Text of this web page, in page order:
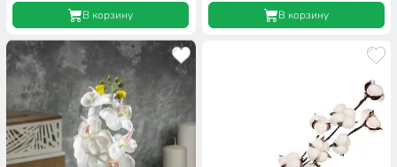
В корзину В корзину